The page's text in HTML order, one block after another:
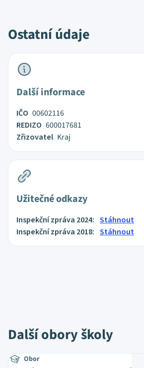
Ostatní údaje
Další informace
IČO 00602116
REDIZO 600017681
Zřizovatel Kraj
Užitečné odkazy
Inspekční zpráva 2024: Stáhnout
Inspekční zpráva 2018: Stáhnout
Další obory školy
Obor